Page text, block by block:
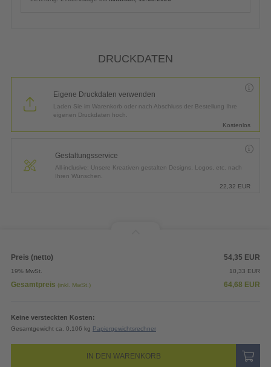
DRUCKDATEN
Eigene Druckdaten verwenden
Laden Sie im Warenkorb oder nach Abschluss der Bestellung Ihre
eigenen Druckdaten hoch.
Kostenlos
Gestaltungsservice
All-inclusive: Unsere Kreativen gestalten Designs, Logos, etc. nach
Ihren Wünschen.
22,32 EUR
Preis (netto) 54,35 EUR
19% MwSt. 10,33 EUR
Gesamtpreis (inkl. MwSt.) 64,68 EUR
Keine versteckten Kosten:
Gesamtgewicht ca. 0,106 kg Papiergewichtsrechner
IN DEN WARENKORB